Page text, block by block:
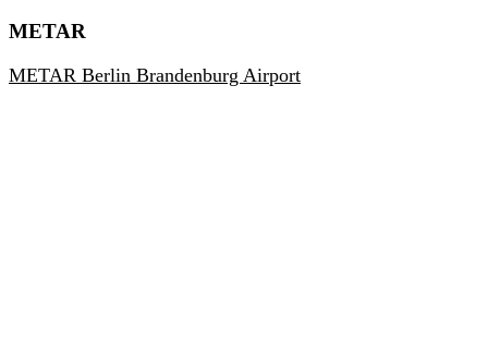
METAR
METAR Berlin Brandenburg Airport